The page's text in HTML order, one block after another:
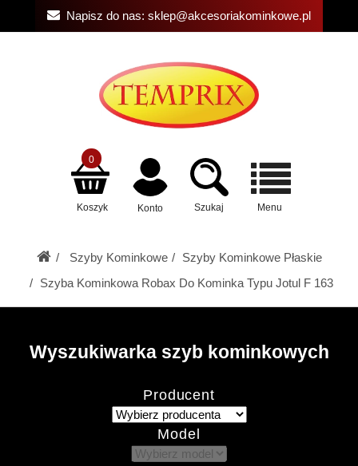
Napisz do nas: sklep@akcesoriakominkowe.pl
Koszyk
0
Konto Szukaj Menu
Szyby Kominkowe
Szyby Kominkowe Płaskie
Szyba Kominkowa Robax Do Kominka Typu Jotul F 163
Wyszukiwarka szyb kominkowych
Producent
Model